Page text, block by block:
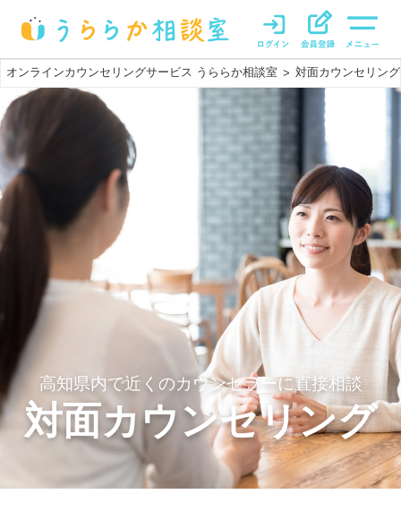
オンラインカウンセリングサービス うららか相談室 > 対面カウンセリン
高知県内で近くのカウンセラーに直接相談
対面カウンセリング